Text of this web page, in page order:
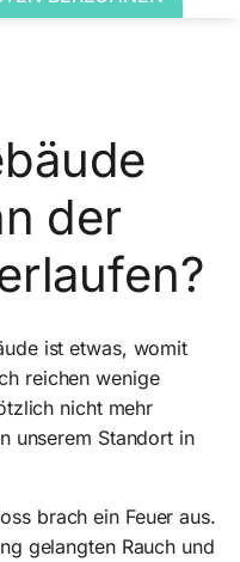
der
ist etwas, womit
reichen wenige
nicht mehr
unserem Standort in
brach ein Feuer aus.
gelangten Rauch und